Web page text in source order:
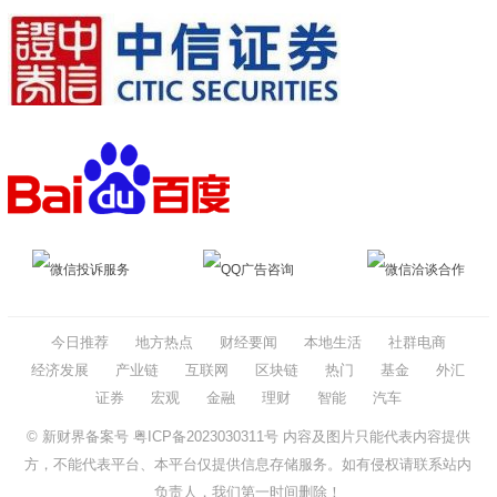
微信投诉服务 QQ广告咨询 微信洽谈合作
今日推荐 地方热点 财经要闻 本地生活
社群电商
经济发展
产业链 互联网 区块链 热门 基金
外汇
证券
宏观 金融 理财 智能 汽车
© 新财界备案号 粤ICP备2023030311号内容及图片只能代表内容提供
方，不能代表平台、本平台仅提供信息存储服务。如有侵权请联系站内
负责人，我们第一时间删除！